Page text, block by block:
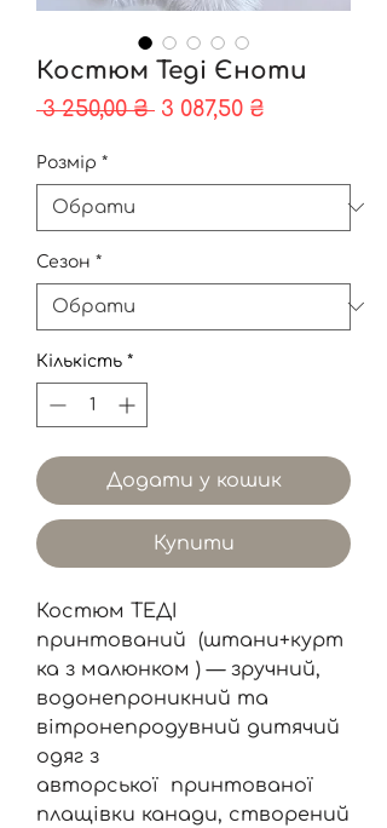
Костюм Теді Єноти
3 250,00 ₴ Звичайна
3 087,50 ₴
Розмір *
Сезон *
Кількість *
Додати у кошик
Купити
Костюм ТЕДІ
принтований (штани+курт
ка з малюнком ) — зручний,
водонепроникний та
вітронепродувний дитячий
одяг з
авторської принтованої
плащівки канади, створений